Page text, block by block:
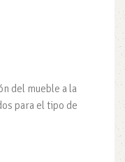
del mueble a la
para el tipo de